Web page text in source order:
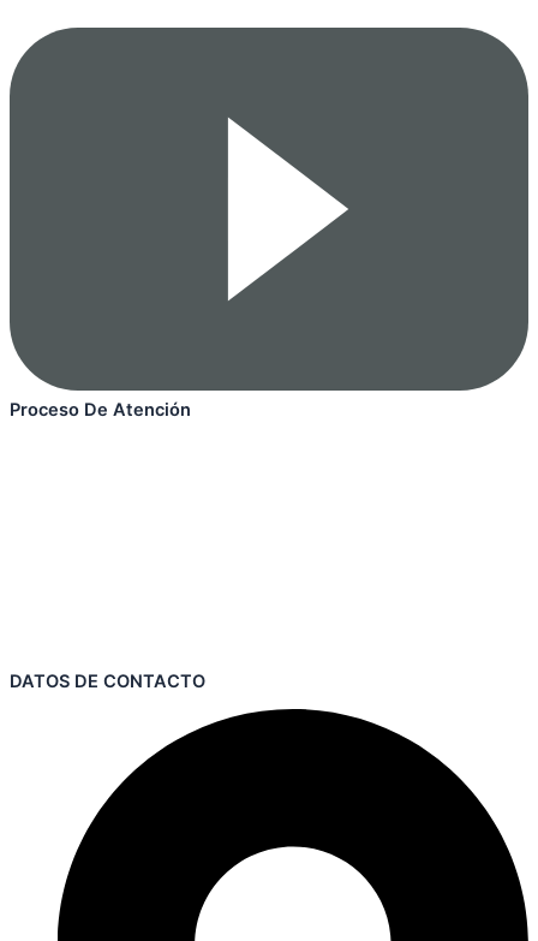
Proceso De Atención
DATOS DE CONTACTO